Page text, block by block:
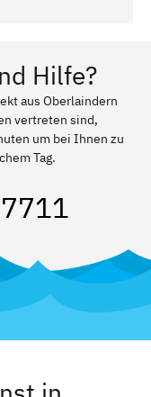
Hilfe?
aus Oberlaindern
vertreten sind,
um bei Ihnen zu
Tag.